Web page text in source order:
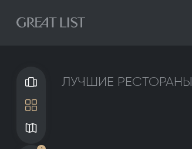
ГалереяЛУЧШИЕ РЕСТОРАНЫ